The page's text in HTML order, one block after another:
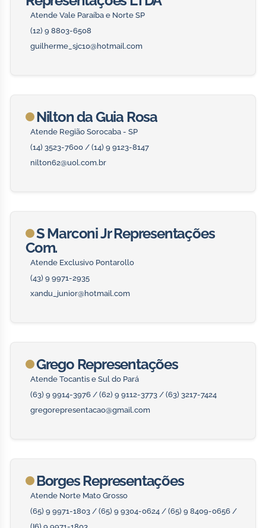
Atende Vale Paraíba e Norte SP
(12) 9 8803-6508
guilherme_sjc10@hotmail.com
Nilton da Guia Rosa
Atende Região Sorocaba - SP
(14) 3523-7600 / (14) 9 9123-8147
nilton62@uol.com.br
S Marconi Jr Representações
Com.
Atende Exclusivo Pontarollo
(43) 9 9971-2935
xandu_junior@hotmail.com
Grego Representações
Atende Tocantis e Sul do Pará
(63) 9 9914-3976 / (62) 9 9112-3773 / (63) 3217-7424
gregorepresentacao@gmail.com
Borges Representações
Atende Norte Mato Grosso
(65) 9 9971-1803 / (65) 9 9304-0624 / (65) 9 8409-0656 /